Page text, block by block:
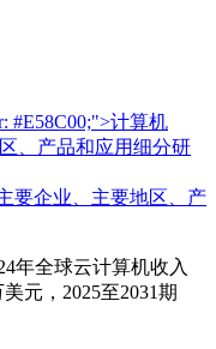
要企业、主要地区、产
年全球云计算机收入
元，2025至2031期